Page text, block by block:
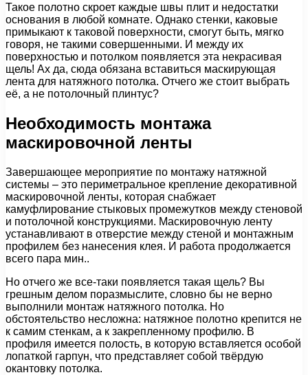
Такое полотно скроет каждые швы плит и недостатки
основания в любой комнате. Однако стенки, каковые
примыкают к таковой поверхности, смогут быть, мягко
говоря, не такими совершенными. И между их
поверхностью и потолком появляется эта некрасивая
щель! Ах да, сюда обязана вставиться маскирующая
лента для натяжного потолка. Отчего же стоит выбрать
её, а не потолочный плинтус?
Необходимость монтажа
маскировочной ленты
Завершающее мероприятие по монтажу натяжной
системы – это периметральное крепление декоративной
маскировочной ленты, которая снабжает
камуфлирование стыковых промежутков между стеновой
и потолочной конструкциями. Маскировочную ленту
устанавливают в отверстие между стеной и монтажным
профилем без нанесения клея. И работа продолжается
всего пара мин..
Но отчего же все-таки появляется такая щель? Вы
грешным делом поразмыслите, словно бы не верно
выполнили монтаж натяжного потолка. Но
обстоятельство несложна: натяжное полотно крепится не
к самим стенкам, а к закрепленному профилю. В
профиля имеется полость, в которую вставляется особой
лопаткой гарпун, что представляет собой твёрдую
окантовку потолка.